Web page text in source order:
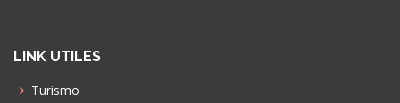
LINK UTILES
Turismo